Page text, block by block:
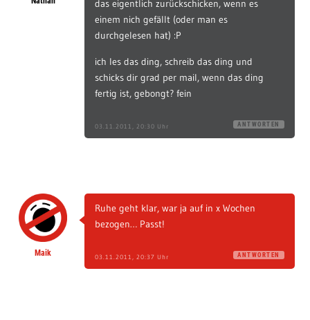
das eigentlich zurückschicken, wenn es
einem nich gefällt (oder man es
durchgelesen hat) :P
ich les das ding, schreib das ding und
schicks dir grad per mail, wenn das ding
fertig ist, gebongt? fein
03.11.2011, 20:30 Uhr ANTWORTEN
Maik
Ruhe geht klar, war ja auf in x Wochen
bezogen… Passt!
03.11.2011, 20:37 Uhr ANTWORTEN